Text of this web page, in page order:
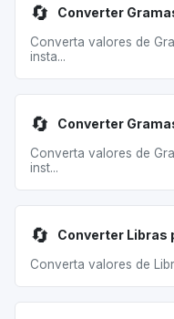
🔄 Converter
Converta valores de
insta...
🔄 Converter
Converta valores de
inst...
🔄 Converter Libras
Converta valores de